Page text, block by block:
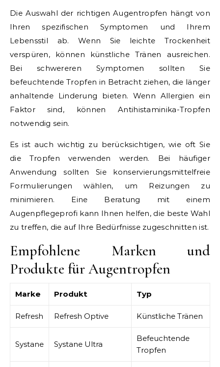
Die Auswahl der richtigen Augentropfen hängt von
Ihren spezifischen Symptomen und Ihrem
Lebensstil ab. Wenn Sie leichte Trockenheit
verspüren, können künstliche Tränen ausreichen.
Bei schwereren Symptomen sollten Sie
befeuchtende Tropfen in Betracht ziehen, die länger
anhaltende Linderung bieten. Wenn Allergien ein
Faktor sind, können Antihistaminika-Tropfen
notwendig sein.
Es ist auch wichtig zu berücksichtigen, wie oft Sie
die Tropfen verwenden werden. Bei häufiger
Anwendung sollten Sie konservierungsmittelfreie
Formulierungen wählen, um Reizungen zu
minimieren. Eine Beratung mit einem
Augenpflegeprofi kann Ihnen helfen, die beste Wahl
zu treffen, die auf Ihre Bedürfnisse zugeschnitten ist.
Empfohlene Marken und
Produkte für Augentropfen
Marke Produkt Typ
Refresh Refresh Optive Künstliche Tränen
Systane Systane Ultra
Befeuchtende
Tropfen